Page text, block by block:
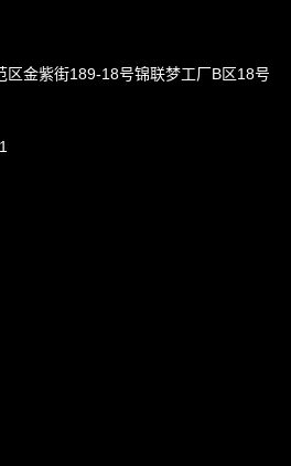
区金紫街189-18号锦联梦工厂B区18号